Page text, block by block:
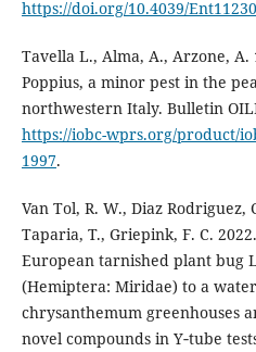
https://doi.org/10.4039/
Tavella L., Alma, A., Arzone,
Poppius, a minor pest in the
northwestern Italy. Bulletin
https://iobc-wprs.org/product/
1997.
Van Tol, R. W., Diaz Rodriguez,
Taparia, T., Griepink, F. С.
European tarnished plant bug
(Hemiptera: Miridae) to a
chrysanthemum greenhouses
novel compounds in Y‐tube